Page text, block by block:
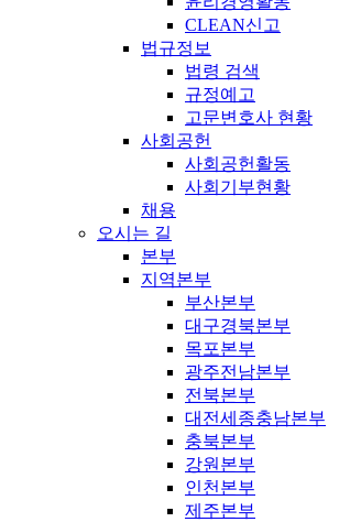
CLEAN신고
법규정보
법령 검색
규정예고
고문변호사 현황
사회공헌
사회공헌활동
사회기부현황
채용
오시는 길
본부
지역본부
부산본부
대구경북본부
목포본부
광주전남본부
전북본부
대전세종충남본부
충북본부
강원본부
인천본부
제주본부